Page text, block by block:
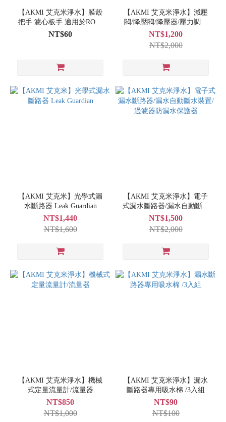
【AKMI 艾克米淨水】膜殼
把手 濾心板手 適用於RO膜
殼
NT$60
【AKMI 艾克米淨水】減壓
閥/降壓閥/降壓器/壓力調節
閥
NT$1,200
NT$2,000
【AKMI 艾克米】光學式漏
水斷路器 Leak Guardian
NT$1,440
NT$1,600
【AKMI 艾克米淨水】電子
式漏水斷路器/漏水自動斷水
裝置/過濾器防漏水保護器
NT$1,500
NT$2,000
【AKMI 艾克米淨水】機械
式定量流量計/流量器
NT$850
NT$1,000
【AKMI 艾克米淨水】漏水
斷路器專用吸水棉 /3入組
NT$90
NT$100